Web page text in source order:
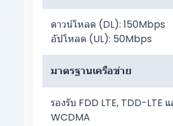
ดาวน์โหลด (DL): 150Mbps
อัปโหลด (UL): 50Mbps
มาตรฐานเครือข่าย
รองรับ FDD LTE, TDD-LTE แ
WCDMA